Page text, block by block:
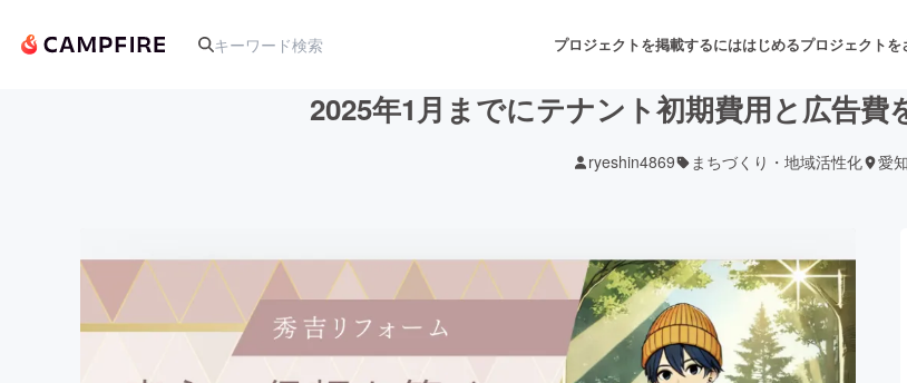
プロジェクトを掲載するにははじめるプロジェクトを
アート・写真 音楽 舞台・パフ
テクノロジー・ガジェット ゲーム・サービス開発 フード・飲
2025年1月までにテナント初期費用と広告費
ryeshin4869 まちづくり・地域活性化 愛